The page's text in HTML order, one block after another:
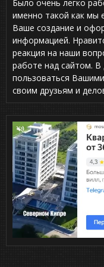
a
t
e
d
5
,
0
o
u
t
o
5
Было очень легко
именно такой как мы
Ваше создание и
информацией.
реакция на наши
работе над сайтом.
пользоваться
своим друзьям и